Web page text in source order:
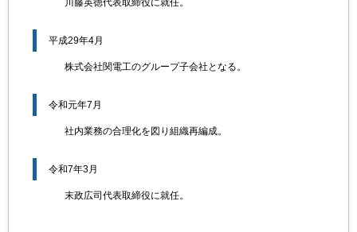
川藤英徳代表取締役に就任。
平成29年4月
株式会社関電工のグループ子会社となる。
令和元年7月
社内業務の合理化を図り組織再編成。
令和7年3月
末政広司代表取締役に就任。